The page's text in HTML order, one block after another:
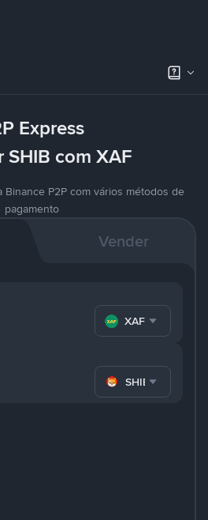
Express
SHIB com XAF
Binance P2P com vários métodos de
pagamento
Vender
XAF
SHIB